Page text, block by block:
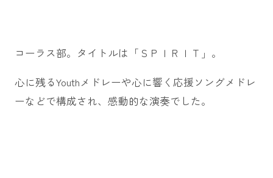
コーラス部。タイトルは「ＳＰＩＲＩＴ」。
心に残るYouthメドレーや心に響く応援ソングメドレ
ーなどで構成され、感動的な演奏でした。